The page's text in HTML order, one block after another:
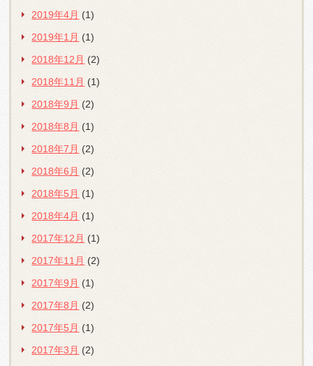
2019年4月 (1)
2019年1月 (1)
2018年12月 (2)
2018年11月 (1)
2018年9月 (2)
2018年8月 (1)
2018年7月 (2)
2018年6月 (2)
2018年5月 (1)
2018年4月 (1)
2017年12月 (1)
2017年11月 (2)
2017年9月 (1)
2017年8月 (2)
2017年5月 (1)
2017年3月 (2)